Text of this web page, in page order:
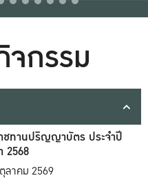
จกรรม
ชทานปริญญาบัตร ประจำปี
2568
ลาคม 2569